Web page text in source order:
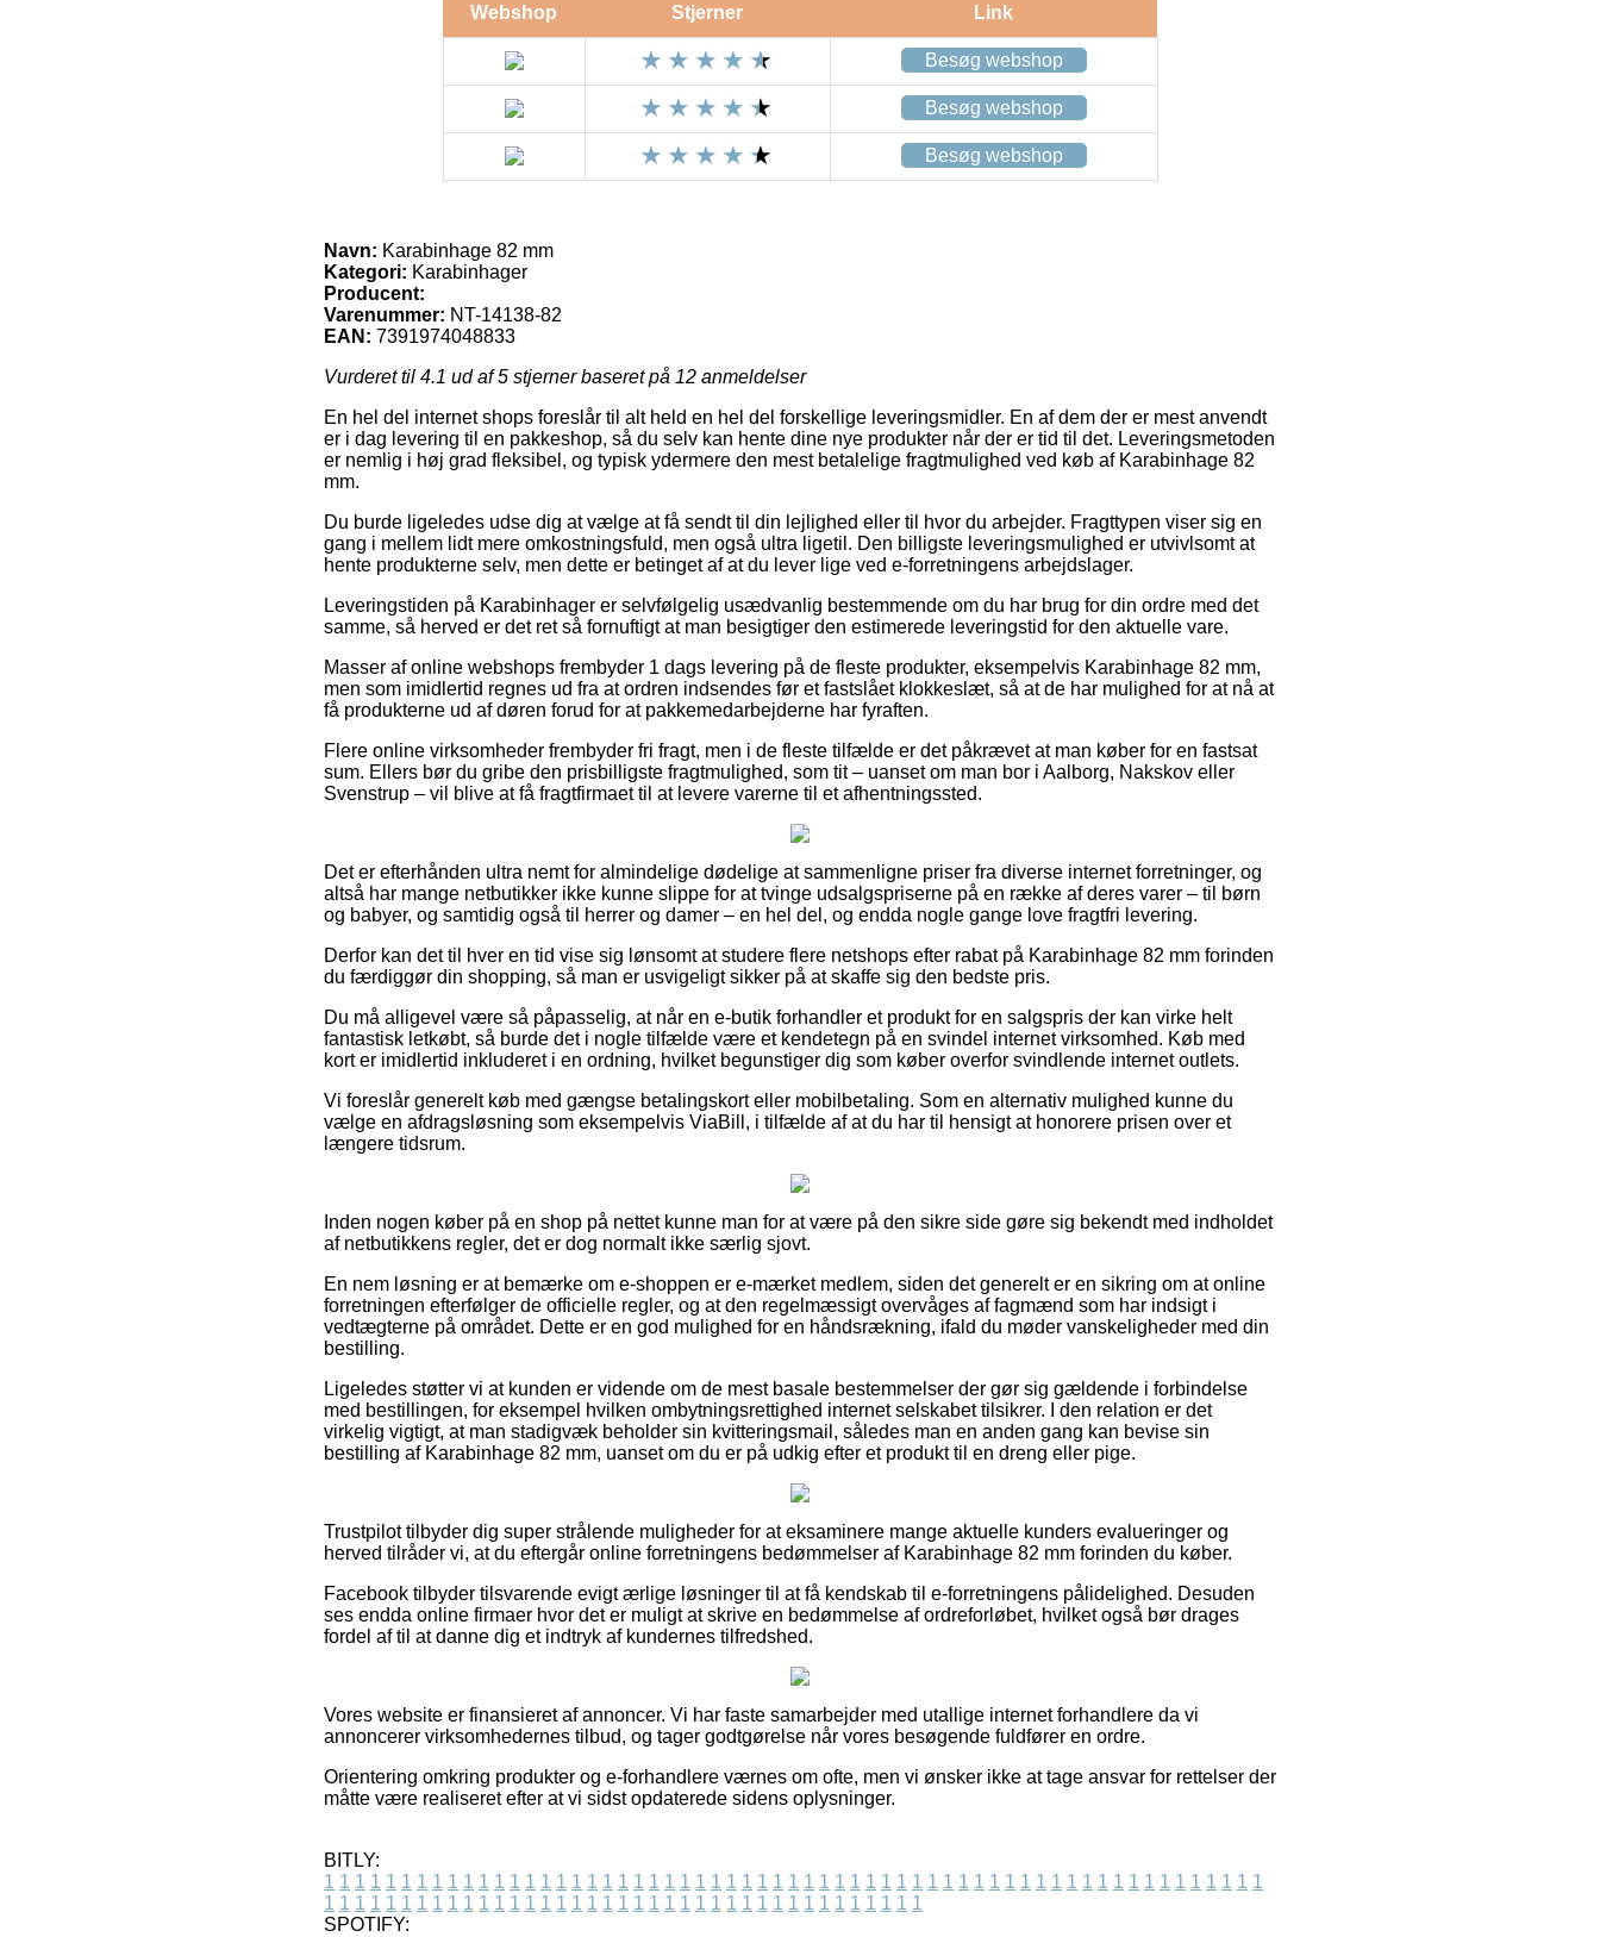
Webshop Stjerner Link
Besøg webshop
Besøg webshop
Besøg webshop
Navn: Karabinhage 82 mm
Kategori: Karabinhager
Producent:
Varenummer: NT-14138-82
EAN: 7391974048833
Vurderet til 4.1 ud af 5 stjerner baseret på 12 anmeldelser
En hel del internet shops foreslår til alt held en hel del forskellige leveringsmidler. En af dem der er mest anvendt
er i dag levering til en pakkeshop, så du selv kan hente dine nye produkter når der er tid til det. Leveringsmetoden
er nemlig i høj grad fleksibel, og typisk ydermere den mest betalelige fragtmulighed ved køb af Karabinhage 82
mm.
Du burde ligeledes udse dig at vælge at få sendt til din lejlighed eller til hvor du arbejder. Fragttypen viser sig en
gang i mellem lidt mere omkostningsfuld, men også ultra ligetil. Den billigste leveringsmulighed er utvivlsomt at
hente produkterne selv, men dette er betinget af at du lever lige ved e-forretningens arbejdslager.
Leveringstiden på Karabinhager er selvfølgelig usædvanlig bestemmende om du har brug for din ordre med det
samme, så herved er det ret så fornuftigt at man besigtiger den estimerede leveringstid for den aktuelle vare.
Masser af online webshops frembyder 1 dags levering på de fleste produkter, eksempelvis Karabinhage 82 mm,
men som imidlertid regnes ud fra at ordren indsendes før et fastslået klokkeslæt, så at de har mulighed for at nå at
få produkterne ud af døren forud for at pakkemedarbejderne har fyraften.
Flere online virksomheder frembyder fri fragt, men i de fleste tilfælde er det påkrævet at man køber for en fastsat
sum. Ellers bør du gribe den prisbilligste fragtmulighed, som tit – uanset om man bor i Aalborg, Nakskov eller
Svenstrup – vil blive at få fragtfirmaet til at levere varerne til et afhentningssted.
Det er efterhånden ultra nemt for almindelige dødelige at sammenligne priser fra diverse internet forretninger, og
altså har mange netbutikker ikke kunne slippe for at tvinge udsalgspriserne på en række af deres varer – til børn
og babyer, og samtidig også til herrer og damer – en hel del, og endda nogle gange love fragtfri levering.
Derfor kan det til hver en tid vise sig lønsomt at studere flere netshops efter rabat på Karabinhage 82 mm forinden
du færdiggør din shopping, så man er usvigeligt sikker på at skaffe sig den bedste pris.
Du må alligevel være så påpasselig, at når en e-butik forhandler et produkt for en salgspris der kan virke helt
fantastisk letkøbt, så burde det i nogle tilfælde være et kendetegn på en svindel internet virksomhed. Køb med
kort er imidlertid inkluderet i en ordning, hvilket begunstiger dig som køber overfor svindlende internet outlets.
Vi foreslår generelt køb med gængse betalingskort eller mobilbetaling. Som en alternativ mulighed kunne du
vælge en afdragsløsning som eksempelvis ViaBill, i tilfælde af at du har til hensigt at honorere prisen over et
længere tidsrum.
Inden nogen køber på en shop på nettet kunne man for at være på den sikre side gøre sig bekendt med indholdet
af netbutikkens regler, det er dog normalt ikke særlig sjovt.
En nem løsning er at bemærke om e-shoppen er e-mærket medlem, siden det generelt er en sikring om at online
forretningen efterfølger de officielle regler, og at den regelmæssigt overvåges af fagmænd som har indsigt i
vedtægterne på området. Dette er en god mulighed for en håndsrækning, ifald du møder vanskeligheder med din
bestilling.
Ligeledes støtter vi at kunden er vidende om de mest basale bestemmelser der gør sig gældende i forbindelse
med bestillingen, for eksempel hvilken ombytningsrettighed internet selskabet tilsikrer. I den relation er det
virkelig vigtigt, at man stadigvæk beholder sin kvitteringsmail, således man en anden gang kan bevise sin
bestilling af Karabinhage 82 mm, uanset om du er på udkig efter et produkt til en dreng eller pige.
Trustpilot tilbyder dig super strålende muligheder for at eksaminere mange aktuelle kunders evalueringer og
herved tilråder vi, at du eftergår online forretningens bedømmelser af Karabinhage 82 mm forinden du køber.
Facebook tilbyder tilsvarende evigt ærlige løsninger til at få kendskab til e-forretningens pålidelighed. Desuden
ses endda online firmaer hvor det er muligt at skrive en bedømmelse af ordreforløbet, hvilket også bør drages
fordel af til at danne dig et indtryk af kundernes tilfredshed.
Vores website er finansieret af annoncer. Vi har faste samarbejder med utallige internet forhandlere da vi
annoncerer virksomhedernes tilbud, og tager godtgørelse når vores besøgende fuldfører en ordre.
Orientering omkring produkter og e-forhandlere værnes om ofte, men vi ønsker ikke at tage ansvar for rettelser der
måtte være realiseret efter at vi sidst opdaterede sidens oplysninger.
BITLY:
1 1 1 1 1 1 1 1 1 1 1 1 1 1 1 1 1 1 1 1 1 1 1 1 1 1 1 1 1 1 1 1 1 1 1 1 1 1 1 1 1 1 1 1 1 1 1 1 1 1 1 1 1 1 1 1 1 1 1 1 1
1 1 1 1 1 1 1 1 1 1 1 1 1 1 1 1 1 1 1 1 1 1 1 1 1 1 1 1 1 1 1 1 1 1 1 1 1 1 1
SPOTIFY: